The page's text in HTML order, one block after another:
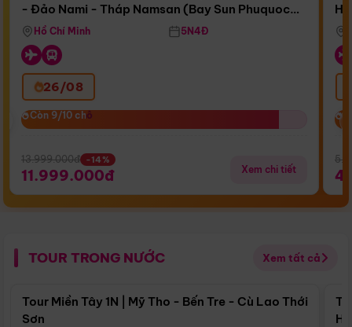
Bay Sun Phuquoc Airways
- Đảo Nami - Tháp Namsan (Bay Sun Phuquoc
Airways)
Hồ Chí Minh 5N4Đ
26/08
Còn 9/10 chỗ
Còn 9/10 chỗ
13.999.000đ -14%
11.999.000đ Xem chi tiết
TOUR TRONG NƯỚC Xem tất cả
Điểm nổi bật
Tour Miền Tây 1N | Mỹ Tho - Bến Tre - Cù Lao Thới
Sơn